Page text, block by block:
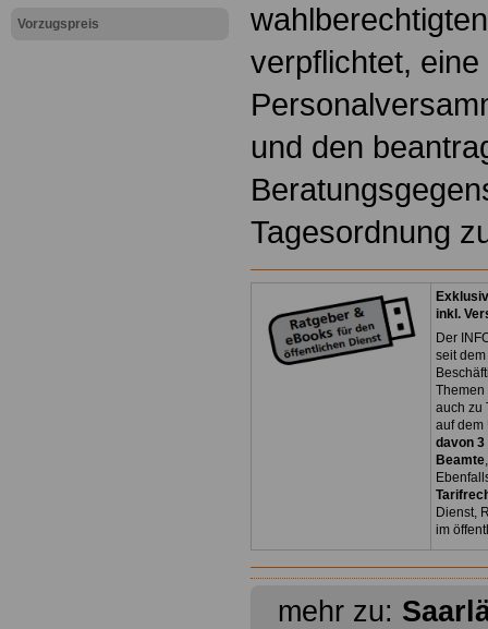
Vorzugspreis
verpflichtet, eine
und den
Tagesordnung
inkl.
Der
seit
Themen
auch zu
auf dem
davon 3
Beamte
Dienst,
im
mehr zu: